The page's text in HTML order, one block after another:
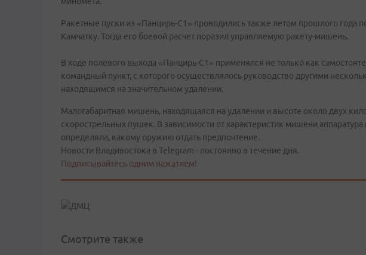
Ракетные пуски из «Панцирь-С1» проводились также летом прошлого года
Камчатку. Тогда его боевой расчет поразил управляемую ракету-мишень.
В ходе полевого выхода «Панцирь-С1» применялся не только как
командный пункт, с которого осуществлялось руководство другими
находящимся на значительном удалении.
Малогабаритная мишень, находящаяся на удалении и высоте около двух
скорострельных пушек. В зависимости от характеристик мишени
определяла, какому оружию отдать предпочтение.
Новости Владивостока в Telegram - постоянно в течение дня.
Подписывайтесь одним нажатием!
Смотрите также